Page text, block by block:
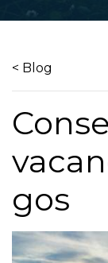
< Blog
gos